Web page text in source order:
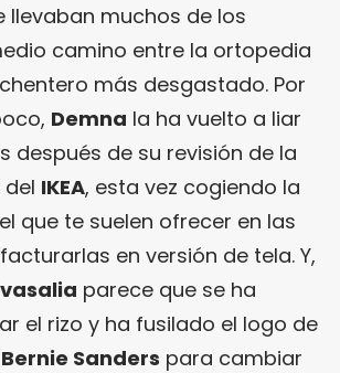
llevaban muchos de los
camino entre la ortopedia
más desgastado. Por
Demna la ha vuelto a liar
después de su revisión de la
IKEA, esta vez cogiendo la
que te suelen ofrecer en las
en versión de tela. Y,
parece que se ha
el rizo y ha fusilado el logo de
Bernie Sanders para cambiar